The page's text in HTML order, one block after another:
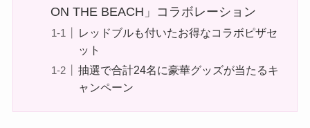
ON THE BEACH」コラボレーション
レッドブルも付いたお得なコラボピザセ
ット
抽選で合計24名に豪華グッズが当たるキ
ャンペーン